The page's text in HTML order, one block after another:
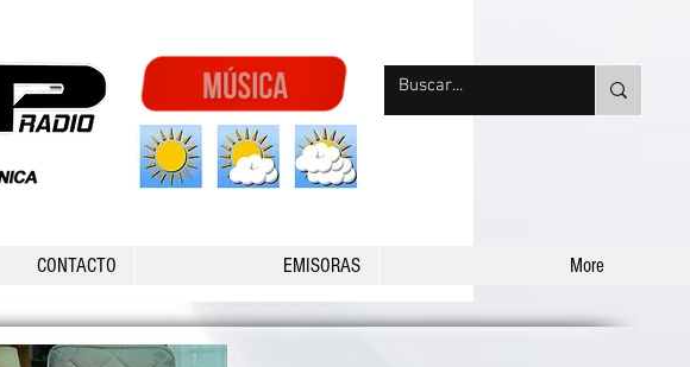
CONTACTO EMISORAS More